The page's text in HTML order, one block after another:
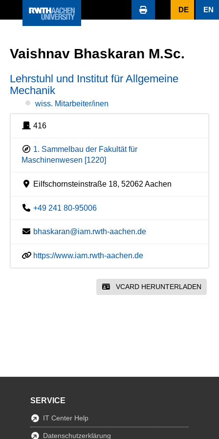
DE EN
Vaishnav Bhaskaran M.Sc.
Lehrstuhl und Institut für Allgemeine
Mechanik
wiss. Mitarbeiter/inen
416
1. Sammelbau der Fakultät für
Maschinenwesen [1220]
Eilfschornsteinstraße 18, 52062 Aachen
+49 241 80-95006
bhaskaran@iam.rwth-aachen.de
https://www.iam.rwth-aachen.de
VCARD HERUNTERLADEN
SERVICE
IT Center Help
Datenschutzerklärung